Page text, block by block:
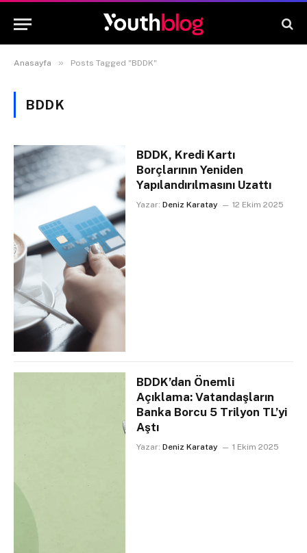
Anasayfa » Posts Tagged "BDDK"
BDDK
BDDK, Kredi Kartı
Borçlarının Yeniden
Yapılandırılmasını Uzattı
Yazar: Deniz Karatay 12 Ekim 2025
BDDK’dan Önemli
Açıklama: Vatandaşların
Banka Borcu 5 Trilyon TL’yi
Aştı
Yazar: Deniz Karatay 1 Ekim 2025